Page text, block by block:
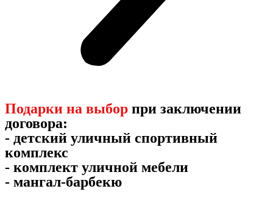
Подарки на выбор при заключении
договора:
- детский уличный спортивный
комплекс
- комплект уличной мебели
- мангал-барбекю